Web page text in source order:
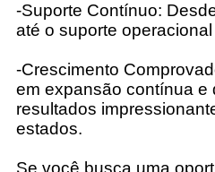
-Suporte Contínuo:
até o suporte
-Crescimento
em expansão contínua e
resultados
estados.